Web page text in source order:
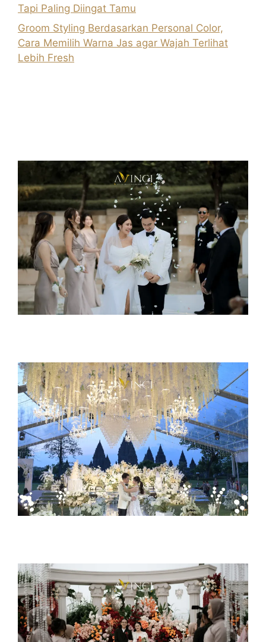
Tapi Paling Diingat Tamu
Groom Styling Berdasarkan Personal Color,
Cara Memilih Warna Jas agar Wajah Terlihat
Lebih Fresh